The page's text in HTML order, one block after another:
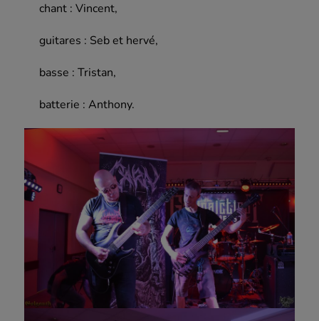
chant : Vincent,
guitares : Seb et hervé,
basse : Tristan,
batterie : Anthony.